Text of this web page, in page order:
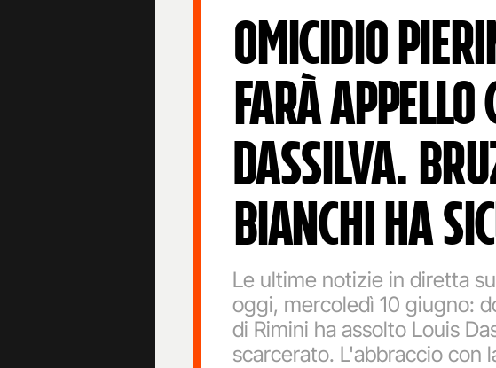
OMICIDIO
FARÀ
DASSILVA.
BIANCHI HA
Le ultime notizie in diretta
oggi, mercoledì 10 giugno:
di Rimini ha assolto Louis
scarcerato. L'abbraccio con